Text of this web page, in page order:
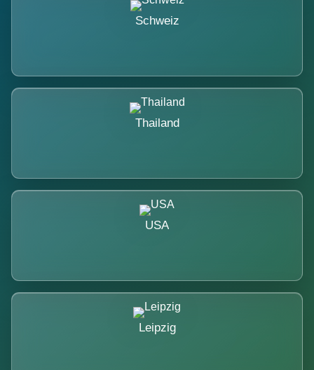
Schweiz
Thailand
USA
Leipzig